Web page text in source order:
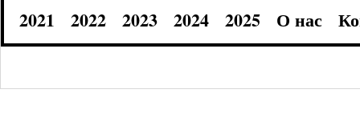
2021
2022 2023 2024 2025 О нас